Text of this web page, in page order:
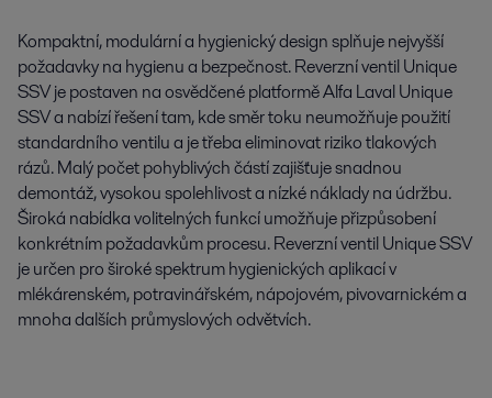
Kompaktní, modulární a hygienický design splňuje nejvyšší
požadavky na hygienu a bezpečnost. Reverzní ventil Unique
SSV je postaven na osvědčené platformě Alfa Laval Unique
SSV a nabízí řešení tam, kde směr toku neumožňuje použití
standardního ventilu a je třeba eliminovat riziko tlakových
rázů. Malý počet pohyblivých částí zajišťuje snadnou
demontáž, vysokou spolehlivost a nízké náklady na údržbu.
Široká nabídka volitelných funkcí umožňuje přizpůsobení
konkrétním požadavkům procesu. Reverzní ventil Unique SSV
je určen pro široké spektrum hygienických aplikací v
mlékárenském, potravinářském, nápojovém, pivovarnickém a
mnoha dalších průmyslových odvětvích.